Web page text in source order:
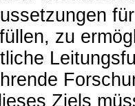
zu
Ziels